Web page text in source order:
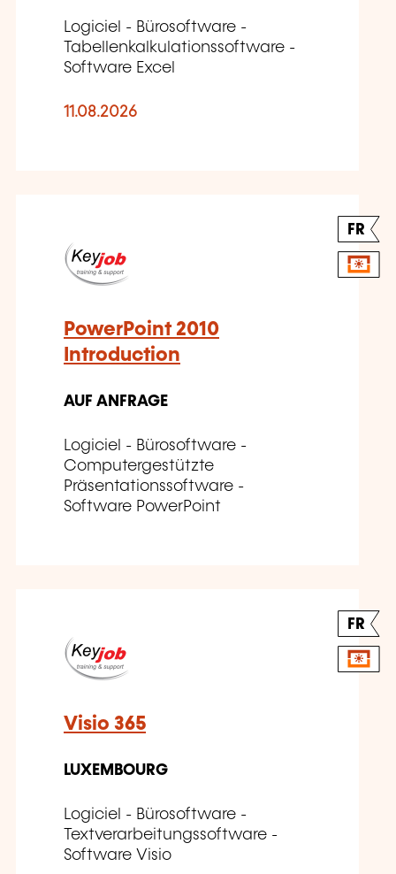
Logiciel - Bürosoftware -
Tabellenkalkulationssoftware -
Software Excel
11.08.2026
FR
PowerPoint 2010
Introduction
AUF ANFRAGE
Logiciel - Bürosoftware -
Computergestützte
Präsentationssoftware -
Software PowerPoint
FR
Visio 365
LUXEMBOURG
Logiciel - Bürosoftware -
Textverarbeitungssoftware -
Software Visio